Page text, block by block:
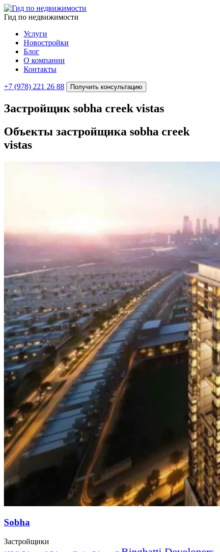
Гид по недвижимости
Услуги
Новостройки
Блог
О компании
Контакты
+7 (978) 221 26 88 Получить консультацию
Застройщик sobha creek vistas
Объекты застройщика sobha creek
vistas
Sobha
Застройщики